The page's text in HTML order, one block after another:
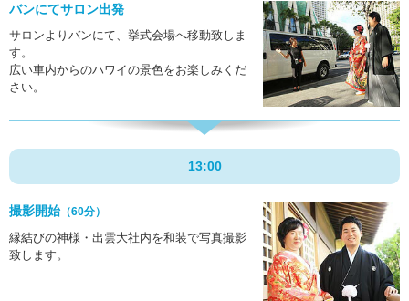
バンにてサロン出発
サロンよりバンにて、挙式会場へ移動致しま
す。
広い車内からのハワイの景色をお楽しみくだ
さい。
13:00
撮影開始（60分）
縁結びの神様・出雲大社内を和装で写真撮影
致します。